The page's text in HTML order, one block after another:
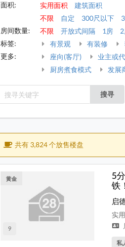
面积:
实用面积
建筑面积
不限
自定 300尺以下
房间数量:
不限 开放式间隔 1房
标签:
有景观 有装修
更多:
座向(客厅) 业主或
厨房煮食模式
发展
搜寻
共有 3,824 个放售楼盘
9
黄金
5
铁
启
实
私